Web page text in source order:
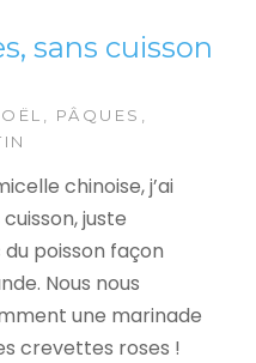
sans cuisson
PÂQUES
chinoise, j’ai
juste
poisson façon
Nous nous
une marinade
crevettes roses !